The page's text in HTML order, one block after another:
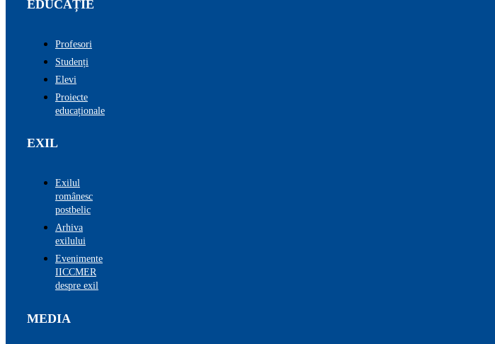
EDUCAȚIE
Profesori
Studenți
Elevi
Proiecte
educaționale
EXIL
Exilul
românesc
postbelic
Arhiva
exilului
Evenimente
IICCMER
despre exil
MEDIA